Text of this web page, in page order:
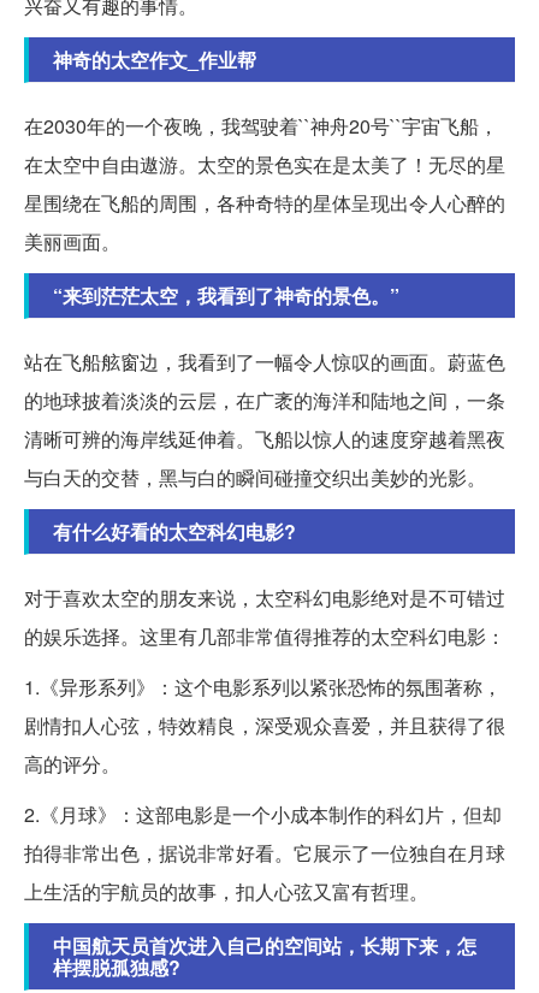
神奇的太空作文_作业帮
在2030年的一个夜晚，我驾驶着``神舟20号``宇宙飞船，
在太空中自由遨游。太空的景色实在是太美了！无尽的星
星围绕在飞船的周围，各种奇特的星体呈现出令人心醉的
美丽画面。
“来到茫茫太空，我看到了神奇的景色。”
站在飞船舷窗边，我看到了一幅令人惊叹的画面。蔚蓝色
的地球披着淡淡的云层，在广袤的海洋和陆地之间，一条
清晰可辨的海岸线延伸着。飞船以惊人的速度穿越着黑夜
与白天的交替，黑与白的瞬间碰撞交织出美妙的光影。
有什么好看的太空科幻电影?
对于喜欢太空的朋友来说，太空科幻电影绝对是不可错过
的娱乐选择。这里有几部非常值得推荐的太空科幻电影：
1.《异形系列》：这个电影系列以紧张恐怖的氛围著称，
剧情扣人心弦，特效精良，深受观众喜爱，并且获得了很
高的评分。
2.《月球》：这部电影是一个小成本制作的科幻片，但却
拍得非常出色，据说非常好看。它展示了一位独自在月球
上生活的宇航员的故事，扣人心弦又富有哲理。
中国航天员首次进入自己的空间站，长期下来，怎
样摆脱孤独感?